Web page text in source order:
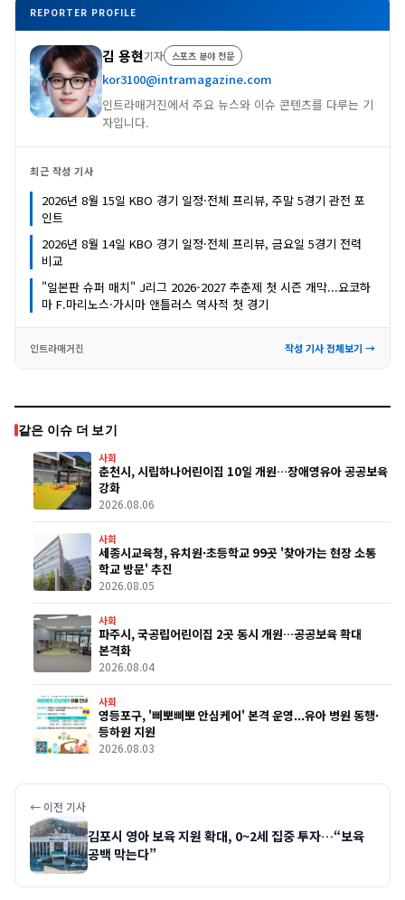
REPORTER PROFILE
김 용현기자 스포츠 분야 전문
kor3100@intramagazine.com
인트라매거진에서 주요 뉴스와 이슈 콘텐츠를 다루는 기
자입니다.
최근 작성 기사
2026년 8월 15일 KBO 경기 일정·전체 프리뷰, 주말 5경기 관전 포
인트
2026년 8월 14일 KBO 경기 일정·전체 프리뷰, 금요일 5경기 전력
비교
"일본판 슈퍼 매치" J리그 2026-2027 추춘제 첫 시즌 개막...요코하
마 F.마리노스·가시마 앤틀러스 역사적 첫 경기
인트라매거진 작성 기사 전체보기 →
같은 이슈 더 보기
사회
춘천시, 시립하나어린이집 10일 개원…장애영유아 공공보육
강화
2026.08.06
사회
세종시교육청, 유치원·초등학교 99곳 '찾아가는 현장 소통
학교 방문' 추진
2026.08.05
사회
파주시, 국공립어린이집 2곳 동시 개원…공공보육 확대
본격화
2026.08.04
사회
영등포구, '삐뽀삐뽀 안심케어' 본격 운영...유아 병원 동행·
등하원 지원
2026.08.03
← 이전 기사
김포시 영아 보육 지원 확대, 0~2세 집중 투자…“보육
공백 막는다”